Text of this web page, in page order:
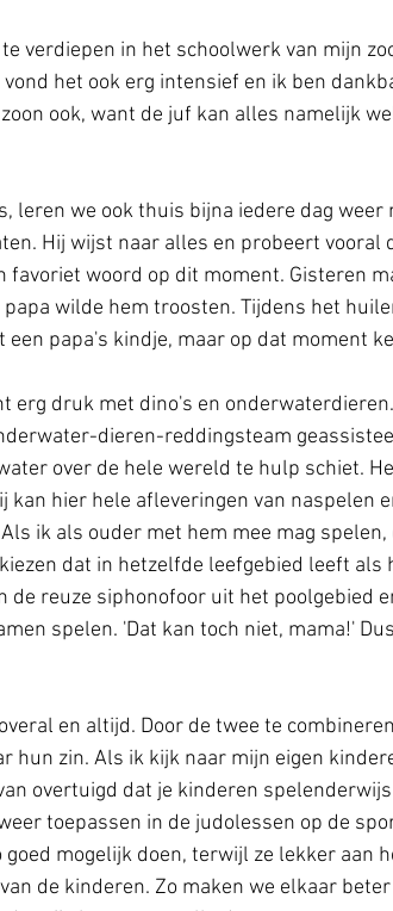
verdiepen in het schoolwerk van mijn
het ook erg intensief en ik ben
ook, want de juf kan alles namelijk
leren we ook thuis bijna iedere dag weer
Hij wijst naar alles en probeert vooral
favoriet woord op dit moment. Gisteren
wilde hem troosten. Tijdens het
een papa's kindje, maar op dat moment
erg druk met dino's en
dieren-reddingsteam
over de hele wereld te hulp schiet.
kan hier hele afleveringen van naspelen
ik als ouder met hem mee mag
dat in hetzelfde leefgebied leeft als
de reuze siphonofoor uit het poolgebied
spelen. 'Dat kan toch niet, mama!'
en altijd. Door de twee te
hun zin. Als ik kijk naar mijn eigen
overtuigd dat je kinderen
toepassen in de judolessen op de
mogelijk doen, terwijl ze lekker aan
de kinderen. Zo maken we elkaar